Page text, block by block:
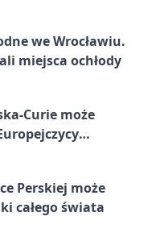
we Wrocławiu.
miejsca ochłody
Curie może
Perskiej może
całego świata